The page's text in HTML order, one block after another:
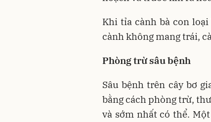
Khi tỉa cành bà con
cành không mang trái,
Phòng trừ sâu bệnh
Sâu bệnh trên cây bơ
bằng cách phòng trừ,
và sớm nhất có thể.